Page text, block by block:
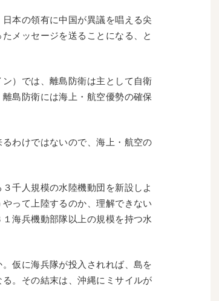
本の領有に中国が異議を唱える尖
メッセージを送ることになる、と
）では、離島防衛は主として自衛
島防衛には海上・航空優勢の確保
わけではないので、海上・航空の
千人規模の水陸機動団を新設しよ
って上陸するのか、理解できない
海兵機動部隊以上の規模を持つ水
仮に海兵隊が投入されれば、島を
。その結末は、沖縄にミサイルが